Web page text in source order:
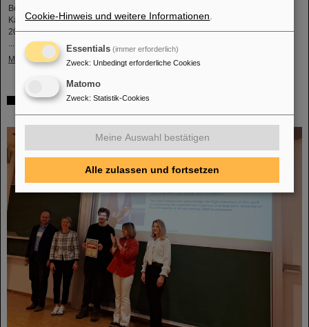
Bedingungen am Teilchenbeschleuniger von GSI und FAIR getestet. Die
Kamera – ein speziell angepasstes Modell der Nikon Z9 – wurde im März
2025 von der NASA am Teilchenbeschleuniger von GSI/FAIR umfangreichen
Mehr »
CBM-Dissertationspreis für Dario Ramirez und Pavish
Subramani
Cookie-Hinweis und weitere Informationen
Essentials (immer erforderlich)
Zweck: Unbedingt erforderliche Cookies
Matomo
Zweck: Statistik-Cookies
Meine Auswahl bestätigen
Alle zulassen und fortsetzen